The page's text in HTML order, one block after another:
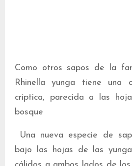
Como otros sapos de la
Rhinella yunga tiene una
críptica, parecida a las
bosque
Una nueva especie de
bajo las hojas de las